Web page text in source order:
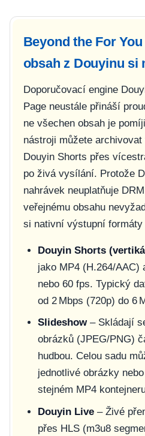
Beyond the For
obsah z Douyinu si
Doporučovací engine
Page neustále přináší
ne všechen obsah je
nástroji můžete
Douyin Shorts přes
po živá vysílání. Protože
nahrávek neuplatňuje
veřejnému obsahu
si nativní výstupní
Douyin Shorts
jako MP4 (H.264/AAC)
nebo 60 fps. Typický
od 2 Mbps (720p) do 6
Slideshow– Skládají
obrázků (JPEG/PNG)
hudbou. Celou sadu
jednotlivé obrázky
stejném MP4
Douyin Live– Živé
přes HLS (m3u8